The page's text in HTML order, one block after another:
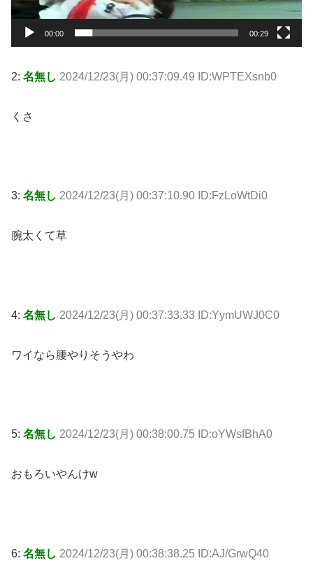
ー
00:00 00:29
2: 名無し 2024/12/23(月) 00:37:09.49 ID:WPTEXsnb0
くさ
3: 名無し 2024/12/23(月) 00:37:10.90 ID:FzLoWtDi0
腕太くて草
4: 名無し 2024/12/23(月) 00:37:33.33 ID:YymUWJ0C0
ワイなら腰やりそうやわ
5: 名無し 2024/12/23(月) 00:38:00.75 ID:oYWsfBhA0
おもろいやんけw
6: 名無し 2024/12/23(月) 00:38:38.25 ID:AJ/GrwQ40